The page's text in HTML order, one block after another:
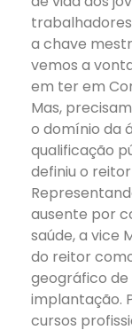
a chave
vemos a
em ter em
Mas,
o domínio da
qualificação
definiu o reitor
ausente por
saúde, a vice
do reitor
geográfico
implantação.
cursos